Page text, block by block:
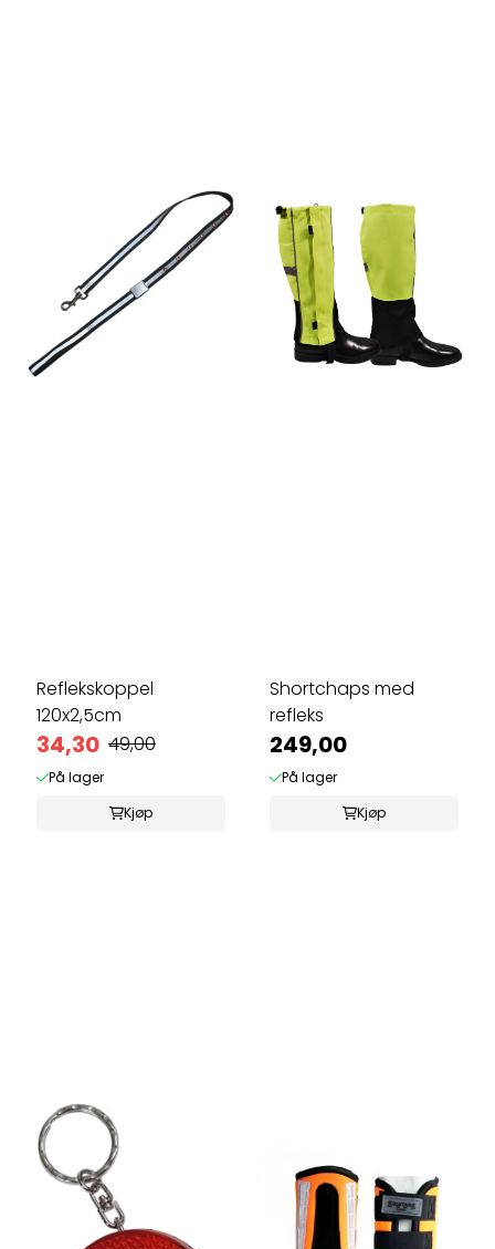
Reflekskoppel
120x2,5cm
34,30 49,00
På lager
Kjøp
Shortchaps med
refleks
249,00
På lager
Kjøp